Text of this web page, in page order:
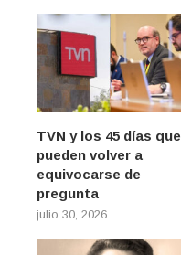
TVN y los 45 días que
pueden volver a
equivocarse de
pregunta
julio 30, 2026